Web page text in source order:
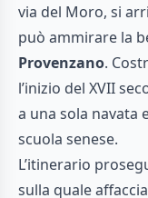
via del Moro, si
può ammirare la
Provenzano.
l’inizio del XVII
a una sola navata
scuola senese.
L’itinerario
sulla quale